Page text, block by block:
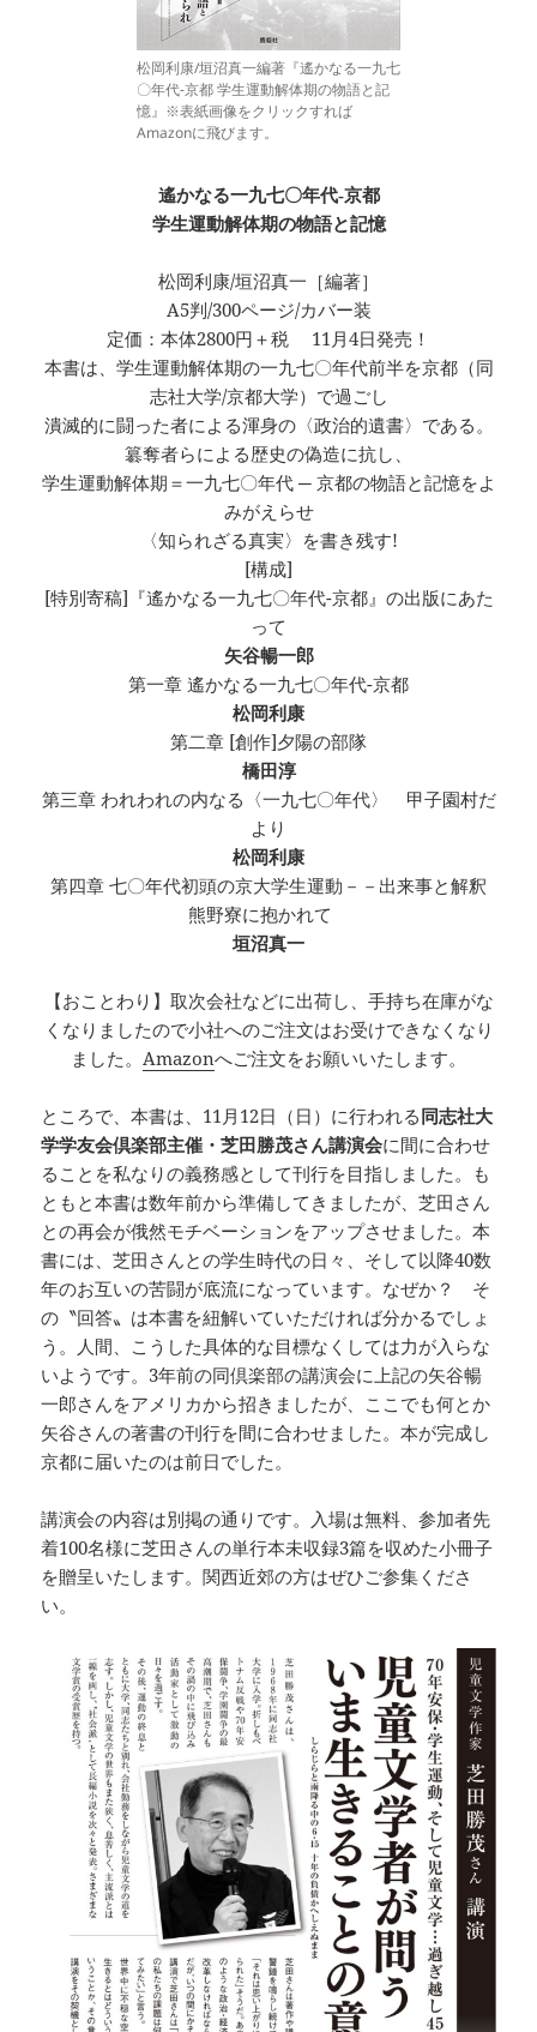
松岡利康/垣沼真一編著『遙かなる一九七
〇年代‐京都 学生運動解体期の物語と記
憶』※表紙画像をクリックすれば
Amazonに飛びます。
遙かなる一九七〇年代‐京都
学生運動解体期の物語と記憶
松岡利康/垣沼真一［編著］
A5判/300ページ/カバー装
定価：本体2800円＋税 11月4日発売！
本書は、学生運動解体期の一九七〇年代前半を京都（同
志社大学/京都大学）で過ごし
潰滅的に闘った者による渾身の〈政治的遺書〉である。
簒奪者らによる歴史の偽造に抗し、
学生運動解体期＝一九七〇年代 ─ 京都の物語と記憶をよ
みがえらせ
〈知られざる真実〉を書き残す!
[構成]
[特別寄稿]『遙かなる一九七〇年代-京都』の出版にあた
って
矢谷暢一郎
第一章 遙かなる一九七〇年代-京都
松岡利康
第二章 [創作]夕陽の部隊
橋田淳
第三章 われわれの内なる〈一九七〇年代〉 甲子園村だ
より
松岡利康
第四章 七〇年代初頭の京大学生運動－－出来事と解釈
熊野寮に抱かれて
垣沼真一
【おことわり】取次会社などに出荷し、手持ち在庫がな
くなりましたので小社へのご注文はお受けできなくなり
ました。 Amazonへご注文をお願いいたします。
ところで、本書は、11月12日（日）に行われる同志社大
学学友会倶楽部主催・芝田勝茂さん講演会に間に合わせ
ることを私なりの義務感として刊行を目指しました。も
ともと本書は数年前から準備してきましたが、芝田さん
との再会が俄然モチベーションをアップさせました。本
書には、芝田さんとの学生時代の日々、そして以降40数
年のお互いの苦闘が底流になっています。なぜか？ そ
の〝回答〟は本書を紐解いていただければ分かるでしょ
う。人間、こうした具体的な目標なくしては力が入らな
いようです。3年前の同倶楽部の講演会に上記の矢谷暢
一郎さんをアメリカから招きましたが、ここでも何とか
矢谷さんの著書の刊行を間に合わせました。本が完成し
京都に届いたのは前日でした。
講演会の内容は別掲の通りです。入場は無料、参加者先
着100名様に芝田さんの単行本未収録3篇を収めた小冊子
を贈呈いたします。関西近郊の方はぜひご参集くださ
い。